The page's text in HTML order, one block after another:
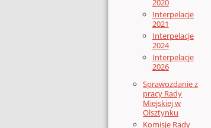
2020
Interpelacje
2021
Interpelacje
2024
Interpelacje
2026
Sprawozdanie z
pracy Rady
Miejskiej w
Olsztynku
Komisje Rady